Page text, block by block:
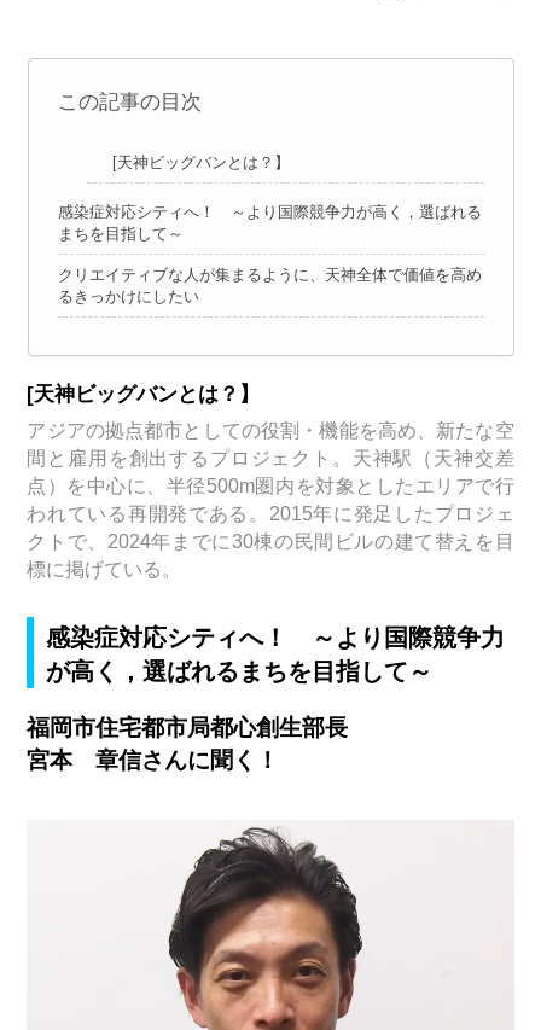
この記事の目次
[天神ビッグバンとは？】
感染症対応シティへ！ ～より国際競争力が高く，選ばれる
まちを目指して～
クリエイティブな人が集まるように、天神全体で価値を高め
るきっかけにしたい
[天神ビッグバンとは？】
アジアの拠点都市としての役割・機能を高め、新たな空
間と雇用を創出するプロジェクト。天神駅（天神交差
点）を中心に、半径500m圏内を対象としたエリアで行
われている再開発である。2015年に発足したプロジェ
クトで、2024年までに30棟の民間ビルの建て替えを目
標に掲げている。
感染症対応シティへ！ ～より国際競争力
が高く，選ばれるまちを目指して～
福岡市住宅都市局都心創生部長
宮本 章信さんに聞く！